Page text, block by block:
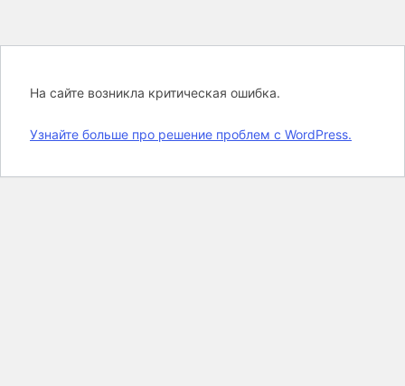
На сайте возникла критическая ошибка.
Узнайте больше про решение проблем с WordPress.